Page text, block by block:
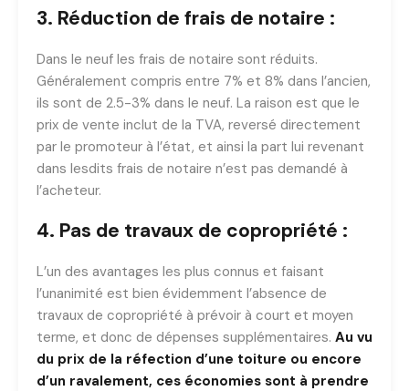
3. Réduction de frais de notaire :
Dans le neuf les frais de notaire sont réduits.
Généralement compris entre 7% et 8% dans l’ancien,
ils sont de 2.5-3% dans le neuf. La raison est que le
prix de vente inclut de la TVA, reversé directement
par le promoteur à l’état, et ainsi la part lui revenant
dans lesdits frais de notaire n’est pas demandé à
l’acheteur.
4. Pas de travaux de copropriété :
L’un des avantages les plus connus et faisant
l’unanimité est bien évidemment l’absence de
travaux de copropriété à prévoir à court et moyen
terme, et donc de dépenses supplémentaires. Au vu
du prix de la réfection d’une toiture ou encore
d’un ravalement, ces économies sont à prendre